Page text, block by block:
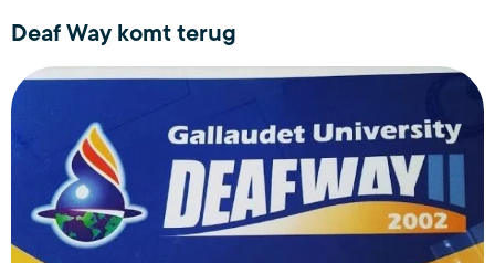
Deaf Way komt terug